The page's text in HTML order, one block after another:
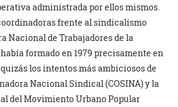
administrada por ellos mismos.
frente al sindicalismo
Nacional de Trabajadores de la
formado en 1979 precisamente en
los intentos más ambiciosos de
Nacional Sindical (COSINA) y la
del Movimiento Urbano Popular